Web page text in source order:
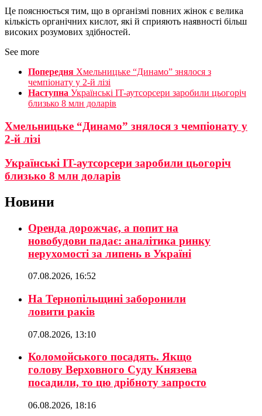
Це пояснюється тим, що в організмі повних жінок є велика
кількість органічних кислот, які й сприяють наявності більш
високих розумових здібностей.
See more
Попередня Хмельницьке “Динамо” знялося з
чемпіонату у 2-й лізі
Наступна Українські IT-аутсорсери заробили цьогоріч
близько 8 млн доларів
Хмельницьке “Динамо” знялося з чемпіонату у
2-й лізі
Українські IT-аутсорсери заробили цьогоріч
близько 8 млн доларів
Новини
Оренда дорожчає, а попит на
новобудови падає: аналітика ринку
нерухомості за липень в Україні
07.08.2026, 16:52
На Тернопільщині заборонили
ловити раків
07.08.2026, 13:10
Коломойського посадять. Якщо
голову Верховного Суду Князева
посадили, то цю дрібноту запросто
06.08.2026, 18:16